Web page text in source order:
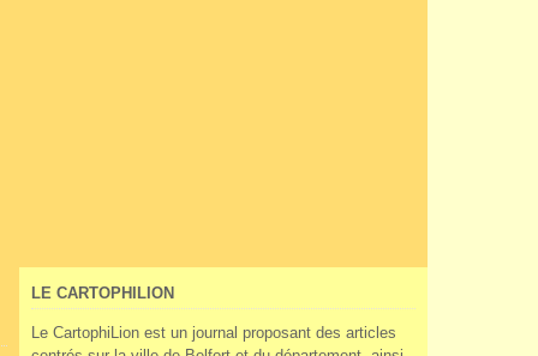
LE CARTOPHILION
Le CartophiLion est un journal proposant des articles